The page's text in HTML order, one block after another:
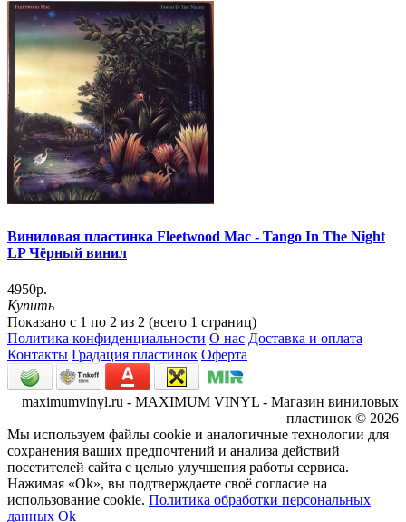
Виниловая пластинка Fleetwood Mac - Tango In The Night
LP Чёрный винил
4950р.
Купить
Показано с 1 по 2 из 2 (всего 1 страниц)
Политика конфиденциальности О нас Доставка и оплата
Контакты Градация пластинок Оферта
maximumvinyl.ru - MAXIMUM VINYL - Магазин виниловых
пластинок © 2026
Мы используем файлы cookie и аналогичные технологии для
сохранения ваших предпочтений и анализа действий
посетителей сайта с целью улучшения работы сервиса.
Нажимая «Ok», вы подтверждаете своё согласие на
использование cookie. Политика обработки персональных
данных Ok